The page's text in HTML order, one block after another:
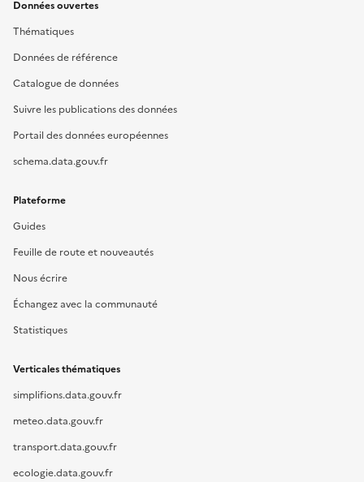
Données ouvertes
Thématiques
Données de référence
Catalogue de données
Suivre les publications des données
Portail des données européennes
schema.data.gouv.fr
Plateforme
Guides
Feuille de route et nouveautés
Nous écrire
Échangez avec la communauté
Statistiques
Verticales thématiques
simplifions.data.gouv.fr
meteo.data.gouv.fr
transport.data.gouv.fr
ecologie.data.gouv.fr